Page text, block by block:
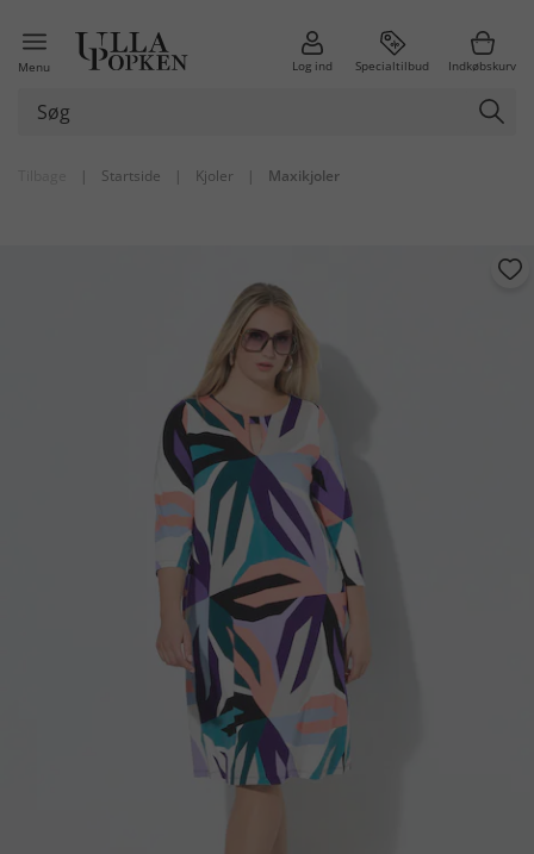
Menu Log ind Specialtilbud Indkøbskurv
| Startside | Kjoler | Maxikjoler